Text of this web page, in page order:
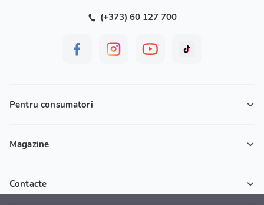
(+373) 60 127 700
Pentru consumatori
Magazine
Contacte